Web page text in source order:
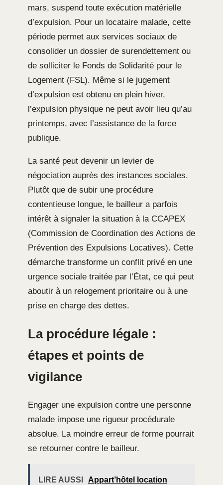
mars, suspend toute exécution matérielle
d’expulsion. Pour un locataire malade, cette
période permet aux services sociaux de
consolider un dossier de surendettement ou
de solliciter le Fonds de Solidarité pour le
Logement (FSL). Même si le jugement
d’expulsion est obtenu en plein hiver,
l’expulsion physique ne peut avoir lieu qu’au
printemps, avec l’assistance de la force
publique.
La santé peut devenir un levier de
négociation auprès des instances sociales.
Plutôt que de subir une procédure
contentieuse longue, le bailleur a parfois
intérêt à signaler la situation à la CCAPEX
(Commission de Coordination des Actions de
Prévention des Expulsions Locatives). Cette
démarche transforme un conflit privé en une
urgence sociale traitée par l’État, ce qui peut
aboutir à un relogement prioritaire ou à une
prise en charge des dettes.
La procédure légale :
étapes et points de
vigilance
Engager une expulsion contre une personne
malade impose une rigueur procédurale
absolue. La moindre erreur de forme pourrait
se retourner contre le bailleur.
LIRE AUSSI
Appart’hôtel location